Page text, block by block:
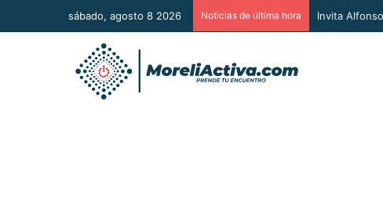
sábado, agosto 8 2026 Noticias de última hora Vinculan a